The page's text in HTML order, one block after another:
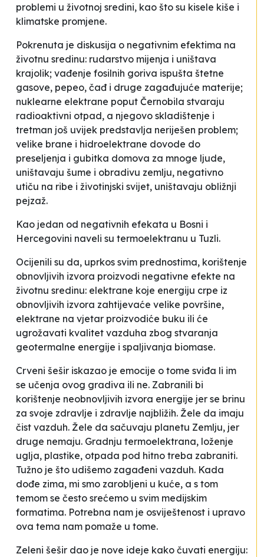
problemi u životnoj sredini, kao što su kisele kiše i
klimatske promjene.
Pokrenuta je diskusija o negativnim efektima na
životnu sredinu: rudarstvo mijenja i uništava
krajolik; vađenje fosilnih goriva ispušta štetne
gasove, pepeo, čađ i druge zagađujuće materije;
nuklearne elektrane poput Černobila stvaraju
radioaktivni otpad, a njegovo skladištenje i
tretman još uvijek predstavlja neriješen problem;
velike brane i hidroelektrane dovode do
preseljenja i gubitka domova za mnoge ljude,
uništavaju šume i obradivu zemlju, negativno
utiču na ribe i životinjski svijet, uništavaju obližnji
pejzaž.
Kao jedan od negativnih efekata u Bosni i
Hercegovini naveli su termoelektranu u Tuzli.
Ocijenili su da, uprkos svim prednostima, korištenje
obnovljivih izvora proizvodi negativne efekte na
životnu sredinu: elektrane koje energiju crpe iz
obnovljivih izvora zahtijevaće velike površine,
elektrane na vjetar proizvodiće buku ili će
ugrožavati kvalitet vazduha zbog stvaranja
geotermalne energije i spaljivanja biomase.
Crveni šešir iskazao je emocije o tome sviđa li im
se učenja ovog gradiva ili ne. Zabranili bi
korištenje neobnovljivih izvora energije jer se brinu
za svoje zdravlje i zdravlje najbližih. Žele da imaju
čist vazduh. Žele da sačuvaju planetu Zemlju, jer
druge nemaju. Gradnju termoelektrana, loženje
uglja, plastike, otpada pod hitno treba zabraniti.
Tužno je što udišemo zagađeni vazduh. Kada
dođe zima, mi smo zarobljeni u kuće, a s tom
temom se često srećemo u svim medijskim
formatima. Potrebna nam je osviještenost i upravo
ova tema nam pomaže u tome.
Zeleni šešir dao je nove ideje kako čuvati energiju: